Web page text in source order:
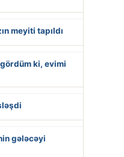
meyiti tapıldı
ki, evimi
gələcəyi